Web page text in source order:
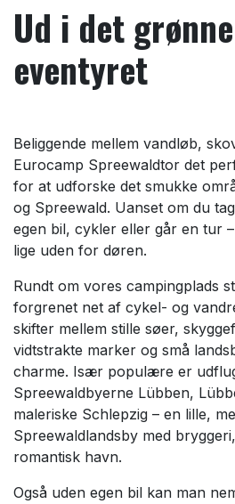
Ud i det
eventyret
Beliggende mellem vandløb,
Eurocamp Spreewaldtor det
for at udforske det smukke
og Spreewald. Uanset om du
egen bil, cykler eller går en tur
lige uden for døren.
Rundt om vores campingplads
forgrenet net af cykel- og
skifter mellem stille søer,
vidtstrakte marker og små
charme. Især populære er
Spreewaldbyerne Lübben,
maleriske Schlepzig – en lille,
Spreewaldlandsby med
romantisk havn.
Også uden egen bil kan man